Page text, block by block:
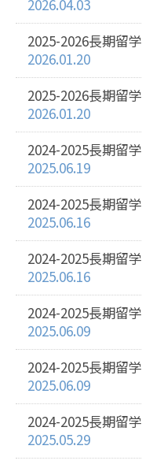
2026.04.03
2025-2026長期留
2026.01.20
2025-2026長期留
2026.01.20
2024-2025長期留
2025.06.19
2024-2025長期留
2025.06.16
2024-2025長期留
2025.06.16
2024-2025長期留
2025.06.09
2024-2025長期留
2025.06.09
2024-2025長期留
2025.05.29